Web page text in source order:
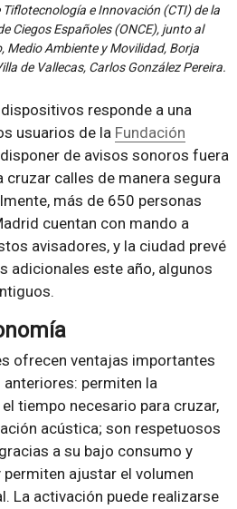
e Innovación (CTI) de la
Ciegos Españoles (ONCE), junto al
Medio Ambiente y Movilidad, Borja
de Vallecas, Carlos González Pereira.
responde a una
usuarios de la Fundación
de avisos sonoros fuera
cruzar calles de manera segura
más de 650 personas
cuentan con mando a
avisadores, y la ciudad prevé
adicionales este año, algunos
ofrecen ventajas importantes
permiten la
tiempo necesario para cruzar,
acústica; son respetuosos
a su bajo consumo y
ajustar el volumen
La activación puede realizarse